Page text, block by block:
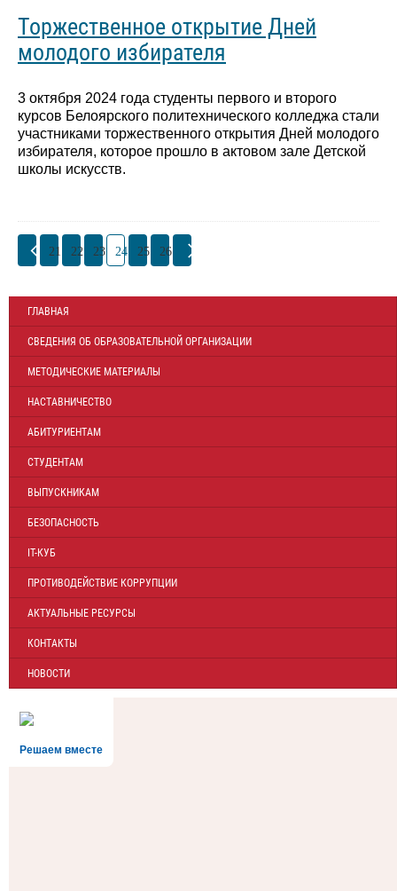
Торжественное открытие Дней
молодого избирателя
3 октября 2024 года студенты первого и второго
курсов Белоярского политехнического колледжа стали
участниками торжественного открытия Дней молодого
избирателя, которое прошло в актовом зале Детской
школы искусств.
21 22 23 24 25 26
ГЛАВНАЯ
СВЕДЕНИЯ ОБ ОБРАЗОВАТЕЛЬНОЙ ОРГАНИЗАЦИИ
МЕТОДИЧЕСКИЕ МАТЕРИАЛЫ
НАСТАВНИЧЕСТВО
АБИТУРИЕНТАМ
СТУДЕНТАМ
ВЫПУСКНИКАМ
БЕЗОПАСНОСТЬ
IT-КУБ
ПРОТИВОДЕЙСТВИЕ КОРРУПЦИИ
АКТУАЛЬНЫЕ РЕСУРСЫ
КОНТАКТЫ
НОВОСТИ
Решаем вместе